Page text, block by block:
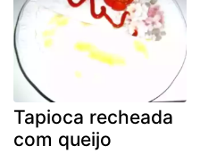
Tapioca recheada
com queijo